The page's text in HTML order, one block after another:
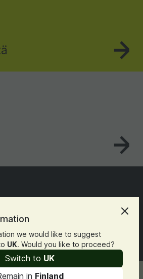
we would like to suggest
UK. Would you like to proceed?
Switch to UK
in Finland